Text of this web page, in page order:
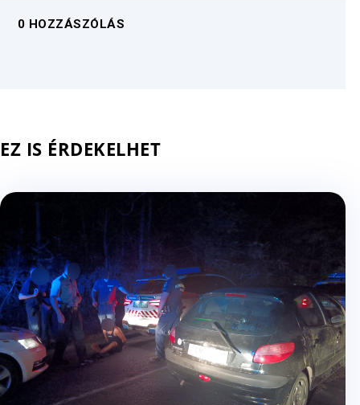
0 HOZZÁSZÓLÁS
EZ IS ÉRDEKELHET